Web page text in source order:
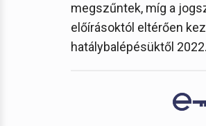
megszűntek, míg a
előírásoktól eltérően
hatálybalépésüktől